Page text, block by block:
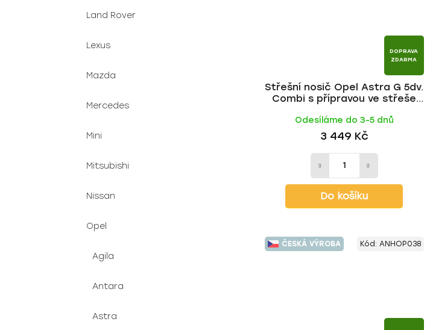
Land Rover
Lexus
Mazda
Mercedes
Mini
Mitsubishi
Nissan
Opel
Agila
Antara
Astra
DOPRAVA
ZDARMA
Střešní nosič Opel Astra G 5dv.
Combi s přípravou ve střeše
Odesíláme do 3-5 dnů
3 449 Kč
Do košíku
ČESKÁ VÝROBA Kód: ANHOP038